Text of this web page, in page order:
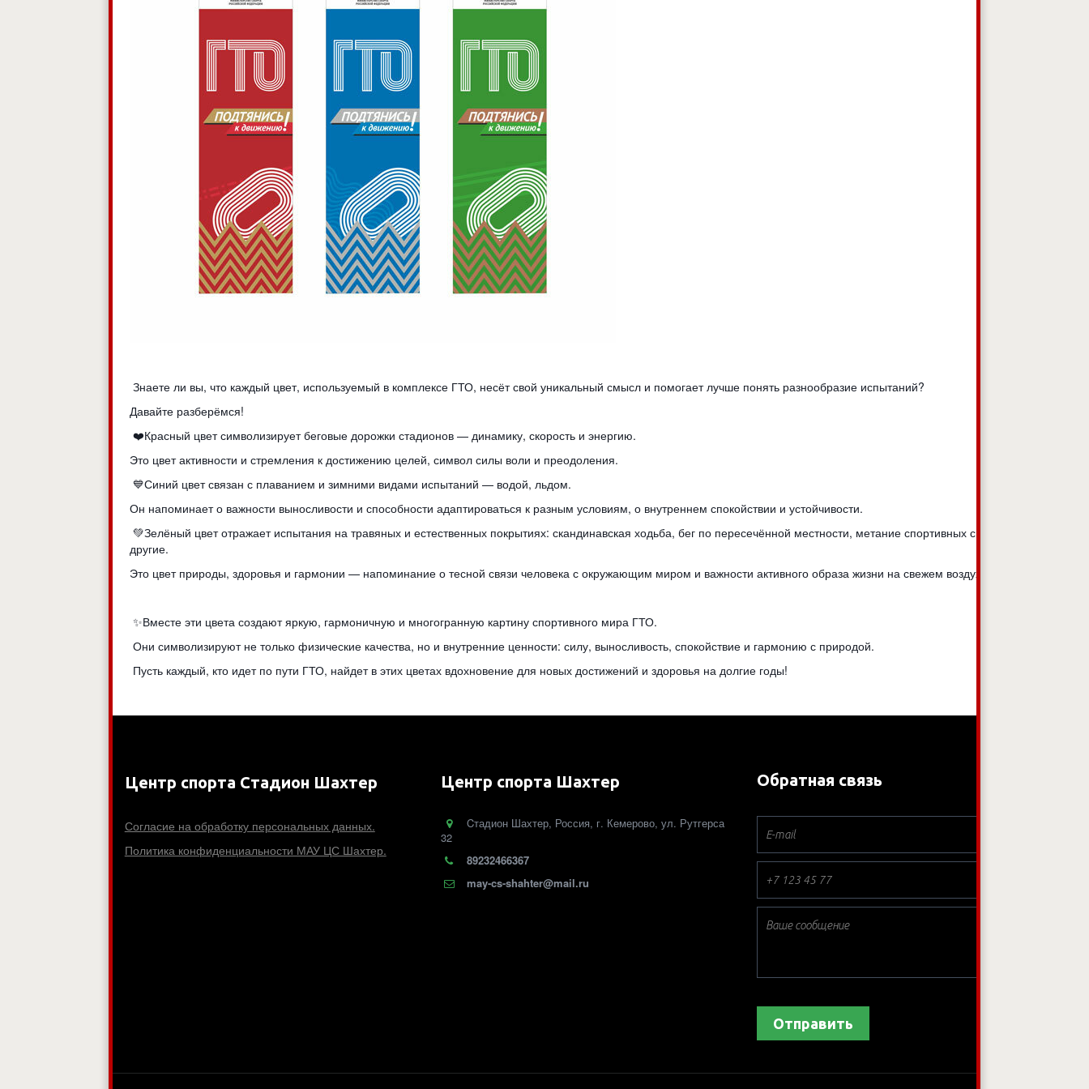
Знаете ли вы, что каждый цвет, используемый в комплексе ГТО, несёт свой уникальный смысл и помогает лучше понять разнообразие испытаний?
Давайте разберёмся!
❤️Красный цвет символизирует беговые дорожки стадионов — динамику, скорость и энергию.
Это цвет активности и стремления к достижению целей, символ силы воли и преодоления.
💙Синий цвет связан с плаванием и зимними видами испытаний — водой, льдом.
Он напоминает о важности выносливости и способности адаптироваться к разным условиям, о внутреннем спокойствии и устойчивости.
💚Зелёный цвет отражает испытания на травяных и естественных покрытиях: скандинавская ходьба, бег по пересечённой местности, метание спортивных снарядов и
другие.
Это цвет природы, здоровья и гармонии — напоминание о тесной связи человека с окружающим миром и важности активного образа жизни на свежем воздухе.
✨Вместе эти цвета создают яркую, гармоничную и многогранную картину спортивного мира ГТО.
Они символизируют не только физические качества, но и внутренние ценности: силу, выносливость, спокойствие и гармонию с природой.
Пусть каждый, кто идет по пути ГТО, найдет в этих цветах вдохновение для новых достижений и здоровья на долгие годы!
Центр спорта Стадион Шахтер
Согласие на обработку персональных данных.
Политика конфиденциальности МАУ ЦС Шахтер.
Центр спорта Шахтер
Cтадион Шахтер, Россия, г. Кемерово,ул. Рутгерса
32
89232466367
may-cs-shahter@mail.ru
Обратная связь
Отправить